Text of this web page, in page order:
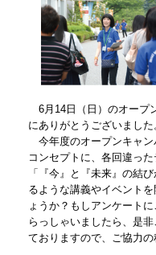
6月14日（日）のオープ
にありがとうございました
今年度のオープンキャン
コンセプトに、各回違っ
「『今』と『未来』の結
るような講義やイベント
ょうか？もしアンケート
らっしゃいましたら、是
ておりますので、ご協力の